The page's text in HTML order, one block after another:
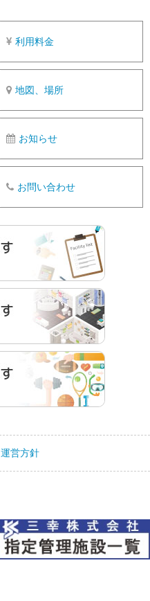
利用料金
地図、場所
お知らせ
お問い合わせ
運営方針